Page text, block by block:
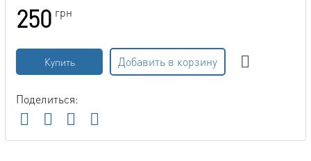
250 грн
Купить Добавить в корзину
Поделиться: